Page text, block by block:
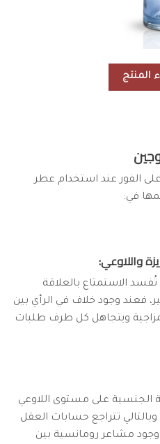
المنتج
على الفور عند استخدام عطر
في:
الاستمتاع بالعلاقة
فعند وجود خلاف في الرأي بين
ويتجاهل كل طرف طلبات
الجنسية على مستوى اللاوعي
وبالتالي تتراجع حسابات العقل
مشاعر رومانسية بين